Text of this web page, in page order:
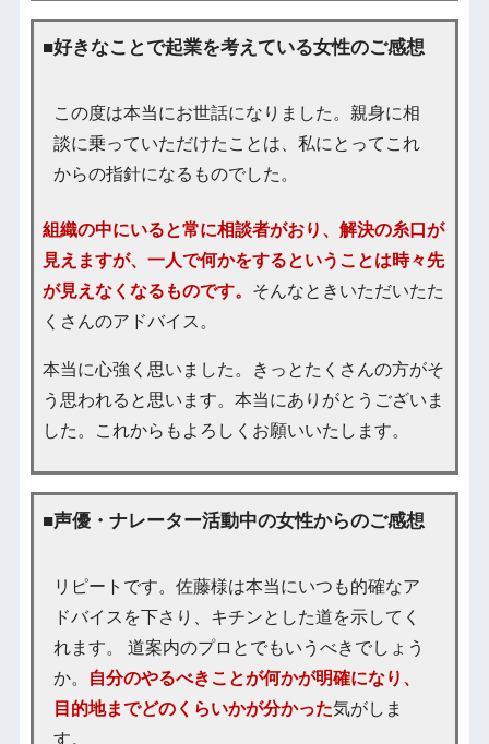
■好きなことで起業を考えている女性のご感想
この度は本当にお世話になりました。親身に相
談に乗っていただけたことは、私にとってこれ
からの指針になるものでした。
組織の中にいると常に相談者がおり、解決の糸口が
見えますが、一人で何かをするということは時々先
が見えなくなるものです。 そんなときいただいたた
くさんのアドバイス。
本当に心強く思いました。きっとたくさんの方がそ
う思われると思います。本当にありがとうございま
した。これからもよろしくお願いいたします。
■声優・ナレーター活動中の女性からのご感想
リピートです。佐藤様は本当にいつも的確なア
ドバイスを下さり、キチンとした道を示してく
れます。 道案内のプロとでもいうべきでしょう
か。
自分のやるべきことが何かが明確になり、
目的地までどのくらいかが分かった気がしま
す。